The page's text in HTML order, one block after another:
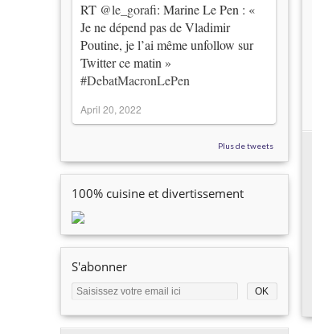
RT @le_gorafi: Marine Le Pen : «
Je ne dépend pas de Vladimir
Poutine, je l’ai même unfollow sur
Twitter ce matin »
#DebatMacronLePen
April 20, 2022
Plus de tweets
100% cuisine et divertissement
S'abonner